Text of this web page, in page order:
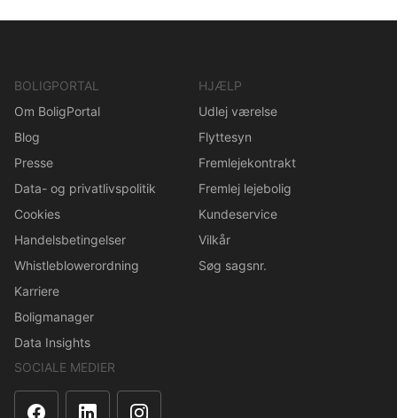
BOLIGPORTAL
Om BoligPortal
Blog
Presse
Data- og privatlivspolitik
Cookies
Handelsbetingelser
Whistleblowerordning
Karriere
Boligmanager
Data Insights
HJÆLP
Udlej værelse
Flyttesyn
Fremlejekontrakt
Fremlej lejebolig
Kundeservice
Vilkår
Søg sagsnr.
SOCIALE MEDIER